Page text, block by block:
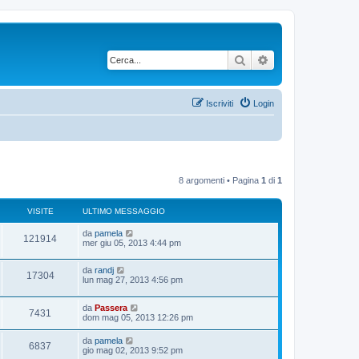
Cerca
Login
Iscriviti
8 argomenti • Pagina 1 di 1
VISITE ULTIMO MESSAGGIO
121914V
i
i
U
l
i
m
o
e
s
s
a
g
g
da pamela
mer giu 05, 2013 4:44 pm
17304V
i
U
l
i
m
o
e
s
s
da randj
lun mag 27, 2013 4:56 pm
7431
i
U
l
m
o
da Passera
dom mag 05, 2013 12:26 pm
6837
U
l
da pamela
gio mag 02, 2013 9:52 pm